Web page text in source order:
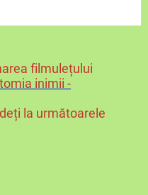
filmulețului
inimii -